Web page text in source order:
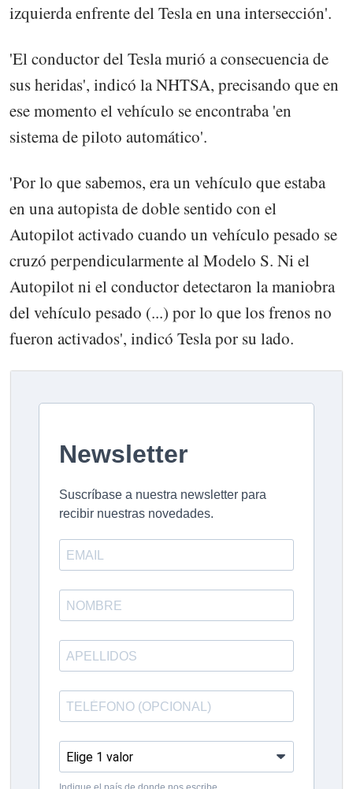
izquierda enfrente del Tesla en una intersección'.
'El conductor del Tesla murió a consecuencia de
sus heridas', indicó la NHTSA, precisando que en
ese momento el vehículo se encontraba 'en
sistema de piloto automático'.
'Por lo que sabemos, era un vehículo que estaba
en una autopista de doble sentido con el
Autopilot activado cuando un vehículo pesado se
cruzó perpendicularmente al Modelo S. Ni el
Autopilot ni el conductor detectaron la maniobra
del vehículo pesado (...) por lo que los frenos no
fueron activados', indicó Tesla por su lado.